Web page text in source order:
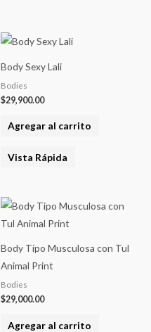
Body Sexy Lali
Bodies
$29,900.00
Agregar al carrito
Vista Rápida
Body Tipo Musculosa con Tul
Animal Print
Bodies
$29,000.00
Agregar al carrito